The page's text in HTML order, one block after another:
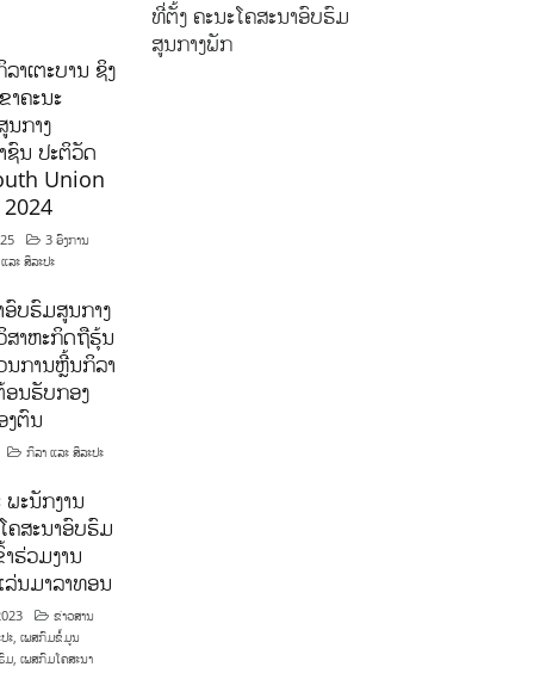
າເຕະບານ ຊິງ
າຄະນະ
ນກາງ
ນ ປະຕິວັດ
Union
2024
3 ອົງການ
ລະ ສິລະປະ
ອົບຮົມສູນກາງ
າຫະກິດຖືຮຸ້ນ
ນການຫຼີ້ນກິລາ
ອນຮັບກອງ
ງຕົນ
ກິລາ ແລະ ສິລະປະ
ພະນັກງານ
ຄສະນາອົບຮົມ
ຮ່ວມງານ
ນມາລາທອນ
ຂ່າວສານ
ະ, ເພສກົມຂໍ້ມູນ
ມ, ເພສກົມໂຄສະນາ
ທີ່ຕັ້ງ ຄະນະໂຄສະນາອົບຮົມ
ສູນກາງພັກ